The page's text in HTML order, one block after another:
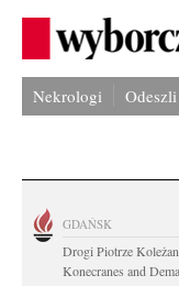
Nekrologi Odeszli
GDAŃSK
Drogi Piotrze
Konecranes and